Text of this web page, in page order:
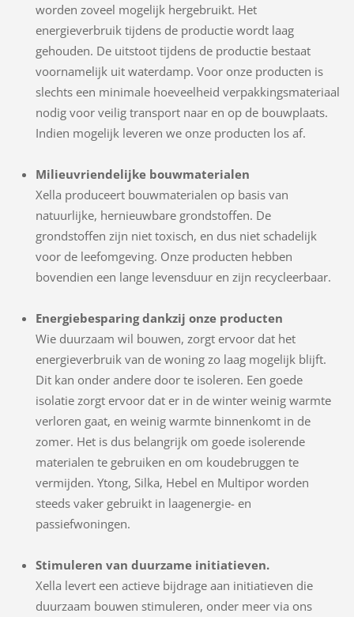
worden zoveel mogelijk hergebruikt. Het
energieverbruik tijdens de productie wordt laag
gehouden. De uitstoot tijdens de productie bestaat
voornamelijk uit waterdamp. Voor onze producten is
slechts een minimale hoeveelheid verpakkingsmateriaal
nodig voor veilig transport naar en op de bouwplaats.
Indien mogelijk leveren we onze producten los af.
Milieuvriendelijke bouwmaterialen
Xella produceert bouwmaterialen op basis van
natuurlijke, hernieuwbare grondstoffen. De
grondstoffen zijn niet toxisch, en dus niet schadelijk
voor de leefomgeving. Onze producten hebben
bovendien een lange levensduur en zijn recycleerbaar.
Energiebesparing dankzij onze producten
Wie duurzaam wil bouwen, zorgt ervoor dat het
energieverbruik van de woning zo laag mogelijk blijft.
Dit kan onder andere door te isoleren. Een goede
isolatie zorgt ervoor dat er in de winter weinig warmte
verloren gaat, en weinig warmte binnenkomt in de
zomer. Het is dus belangrijk om goede isolerende
materialen te gebruiken en om koudebruggen te
vermijden. Ytong, Silka, Hebel en Multipor worden
steeds vaker gebruikt in laagenergie- en
passiefwoningen.
Stimuleren van duurzame initiatieven.
Xella levert een actieve bijdrage aan initiatieven die
duurzaam bouwen stimuleren, onder meer via ons